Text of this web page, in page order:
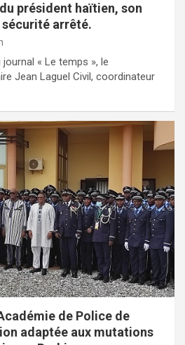
président haïtien, son
arrêté.
« Le temps », le
Jean Laguel Civil, coordinateur
de Police de
adaptée aux mutations